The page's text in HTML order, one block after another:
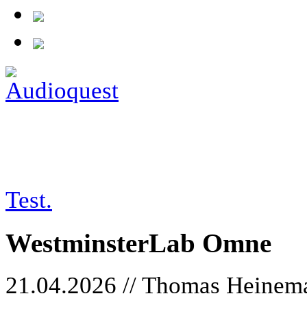
Test.
WestminsterLab Omne
21.04.2026 // Thomas